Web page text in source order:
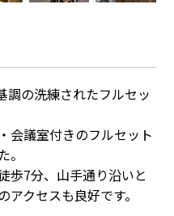
調の洗練されたフルセッ
会議室付きのフルセット
歩7分、山手通り沿いと
クセスも良好です。